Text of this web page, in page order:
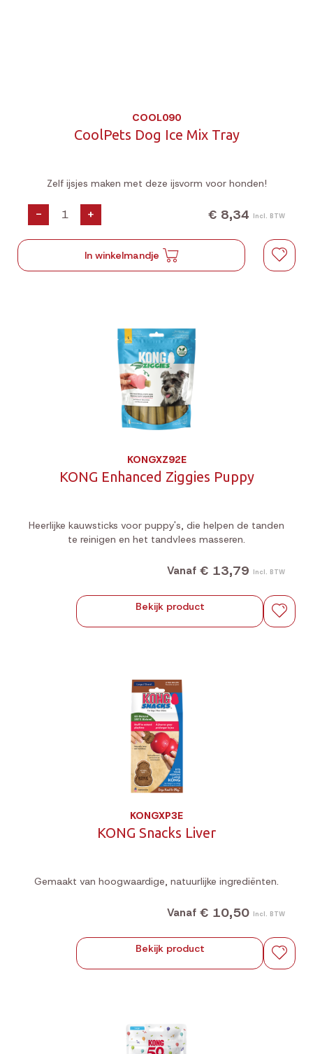
COOL090
CoolPets Dog Ice Mix Tray
Zelf ijsjes maken met deze ijsvorm voor honden!
- + € 8,34 Incl. BTW
In winkelmandje
KONGXZ92E
KONG Enhanced Ziggies Puppy
Heerlijke kauwsticks voor puppy's, die helpen de tanden
te reinigen en het tandvlees masseren.
Vanaf € 13,79 Incl. BTW
Bekijk product
KONGXP3E
KONG Snacks Liver
Gemaakt van hoogwaardige, natuurlijke ingrediënten.
Vanaf € 10,50 Incl. BTW
Bekijk product